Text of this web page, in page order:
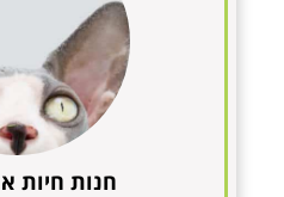
חנות חיות